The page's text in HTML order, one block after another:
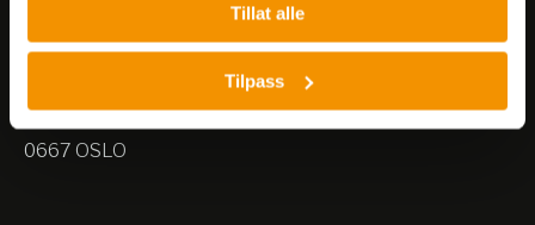
Tillat alle
Tilpass
Nils Hansens vei 8
0667 OSLO